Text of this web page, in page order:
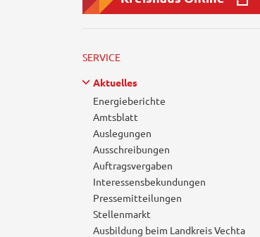
SERVICE
Aktuelles
Energieberichte
Amtsblatt
Auslegungen
Ausschreibungen
Auftragsvergaben
Interessensbekundungen
Pressemitteilungen
Stellenmarkt
Ausbildung beim Landkreis Vechta